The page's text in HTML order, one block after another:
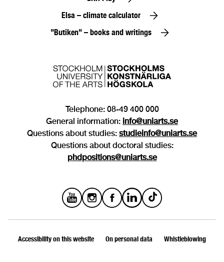
Elsa – climate calculator
"Butiken" – books and writings
Telephone: 08-49 400 000
General information: info@uniarts.se
Questions about studies: studieinfo@uniarts.se
Questions about doctoral studies:
phdpositions@uniarts.se
Accessibility on this website On personal data Whistleblowing